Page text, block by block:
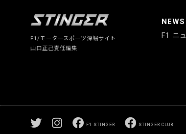
F1/モータースポーツ深堀サイト
山口正己責任編集
NEWS
F1 ニ
F1 STINGER STINGER CLUB